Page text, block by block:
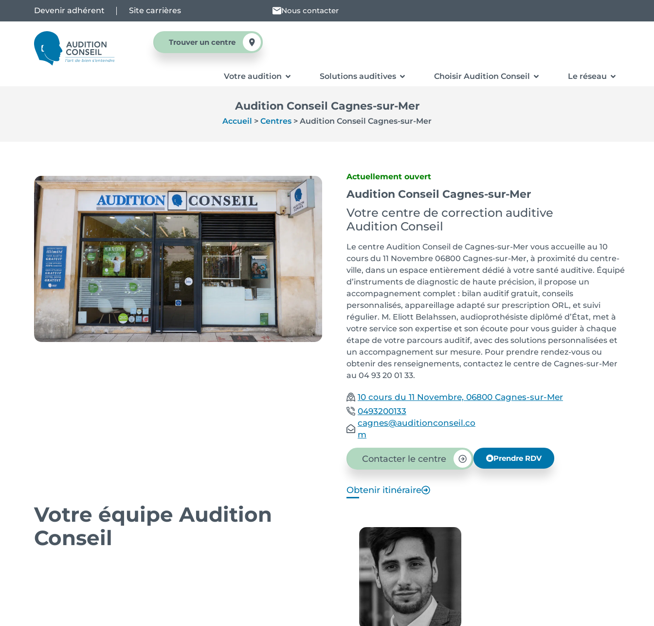
Devenir adhérent Site carrières Nous contacter
Trouver un centre
Votre audition Solutions auditives Choisir Audition Conseil Le réseau
Audition Conseil Cagnes-sur-Mer
Accueil > Centres > Audition Conseil Cagnes-sur-Mer
Actuellement ouvert
Audition Conseil Cagnes-sur-Mer
Votre centre de correction auditive
Audition Conseil
Le centre Audition Conseil de Cagnes-sur-Mer vous accueille au 10
cours du 11 Novembre 06800 Cagnes-sur-Mer, à proximité du centre-
ville, dans un espace entièrement dédié à votre santé auditive. Équipé
d’instruments de diagnostic de haute précision, il propose un
accompagnement complet : bilan auditif gratuit, conseils
personnalisés, appareillage adapté sur prescription ORL, et suivi
régulier. M. Eliott Belahssen, audioprothésiste diplômé d’État, met à
votre service son expertise et son écoute pour vous guider à chaque
étape de votre parcours auditif, avec des solutions personnalisées et
un accompagnement sur mesure. Pour prendre rendez-vous ou
obtenir des renseignements, contactez le centre de Cagnes-sur-Mer
au 04 93 20 01 33.
10 cours du 11 Novembre, 06800 Cagnes-sur-Mer
0493200133
cagnes@auditionconseil.co
m
Contacter le centre Prendre RDV
Obtenir itinéraire
Votre équipe Audition
Conseil